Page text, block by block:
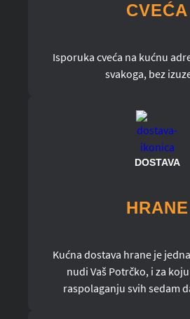
CVEĆA
Isporuka cveća na kućnu
svakoga, bez
DOSTAVA
HRANE
Kućna dostava hrane je
nudi Vaš Potrčko, i za
raspolaganju svih sedam